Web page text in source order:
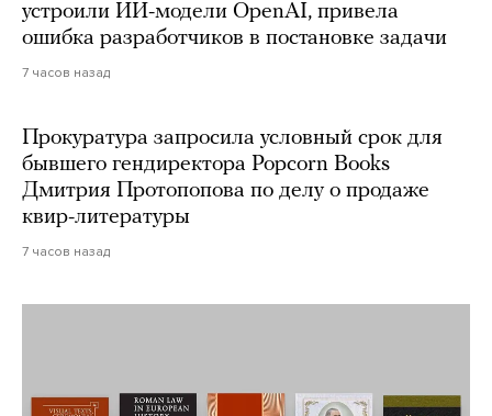
устроили ИИ-модели OpenAI, привела
ошибка разработчиков в постановке задачи
7 часов назад
Прокуратура запросила условный срок для
бывшего гендиректора Popcorn Books
Дмитрия Протопопова по делу о продаже
квир-литературы
7 часов назад